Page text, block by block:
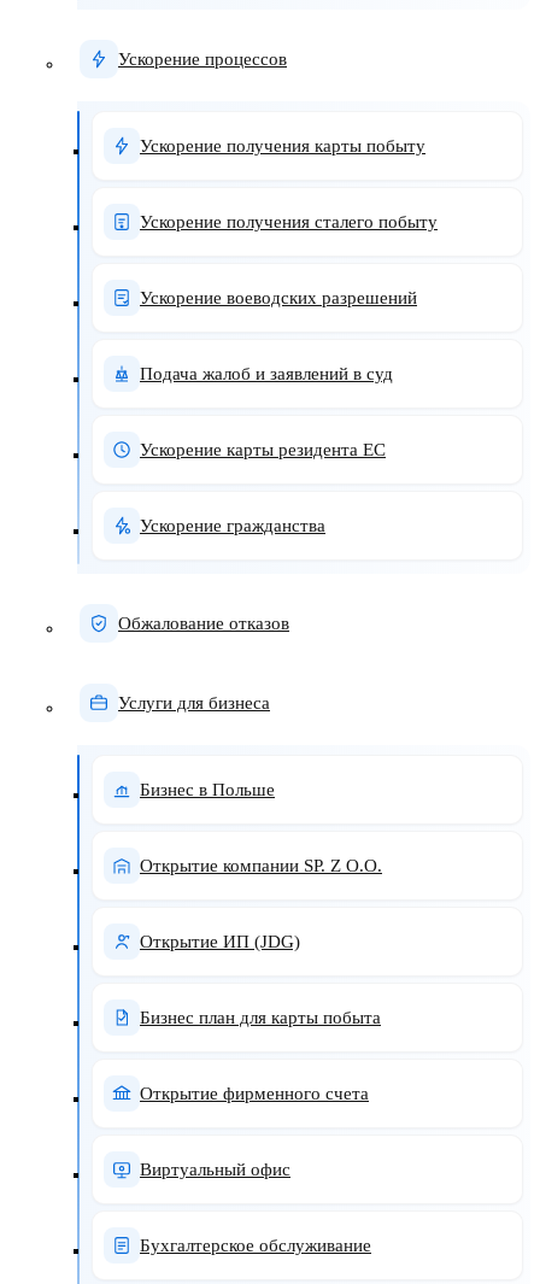
Ускорение процессов
Ускорение получения карты побыту
Ускорение получения сталего побыту
Ускорение воеводских разрешений
Подача жалоб и заявлений в суд
Ускорение карты резидента ЕС
Ускорение гражданства
Обжалование отказов
Услуги для бизнеса
Бизнес в Польше
Открытие компании SP. Z O.O.
Открытие ИП (JDG)
Бизнес план для карты побыта
Открытие фирменного счета
Виртуальный офис
Бухгалтерское обслуживание